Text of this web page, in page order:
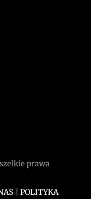
prawa
POLITYKA